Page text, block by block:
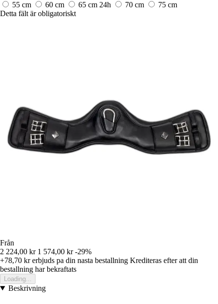
55 cm
60 cm 65 cm 24h 70 cm
75 cm
Detta fält är obligatoriskt
Från
2 224,00 kr 1 574,00 kr -29%
+78,70 krerbjuds pa din nasta bestallning Krediteras efter att din
bestallning har bekraftats
Loading...
Beskrivning